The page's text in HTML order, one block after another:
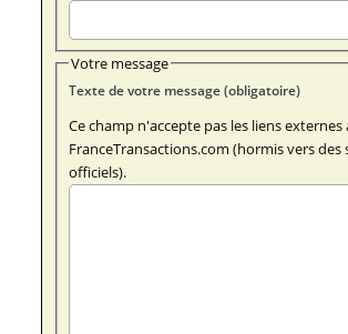
Votre message
Texte de votre message (obligatoire)
Ce champ n'accepte pas les liens externes
FranceTransactions.com (hormis vers des
officiels).